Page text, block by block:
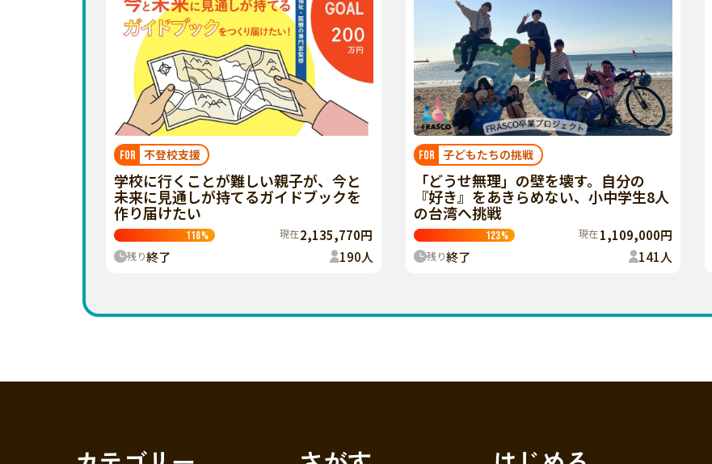
FOR 不登校支援
学校に行くことが難しい親子が、今と
未来に見通しが持てるガイドブックを
作り届けたい
118% 現在2,135,770円
残り終了 190人
FOR 子どもたちの挑戦
「どうせ無理」の壁を壊す。自分の
『好き』をあきらめない、小中学生8人
の台湾へ挑戦
123% 現在1,109,000円
残り終了 141人